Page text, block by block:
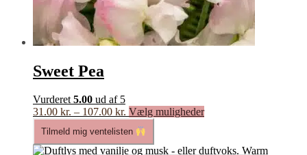
Sweet Pea
Vurderet5.00 ud af 5
31.00 kr. – 107.00 kr. Prisinterval:
31.00 kr.
til
107.00 kr.
Vælg mulighederDette
flere
Tilmeld mig ventelisten